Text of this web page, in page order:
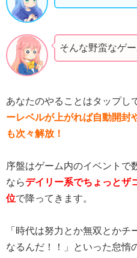
そんな野蛮なゲ
あなたのやることはタップし
ーレベルが上がれば自動開封
も次々解放！
序盤はゲーム内のイベントで
ならデイリー系でちょっとザ
位で降ってきます。
「時代は努力とか無双とかチ
なるんだ！！」といった怠惰